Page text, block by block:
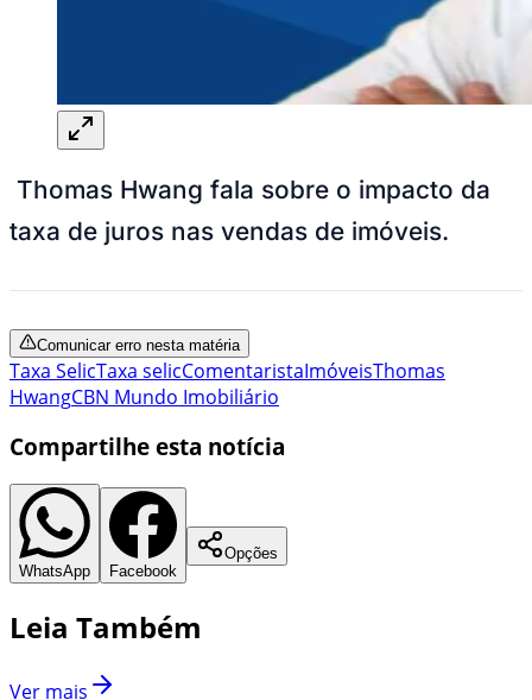
Thomas Hwang fala sobre o impacto da
taxa de juros nas vendas de imóveis.
Comunicar erro nesta matéria
Taxa SelicTaxa selicComentaristaImóveisThomas
HwangCBN Mundo Imobiliário
Compartilhe esta notícia
WhatsApp Facebook
Opções
Leia Também
Ver mais